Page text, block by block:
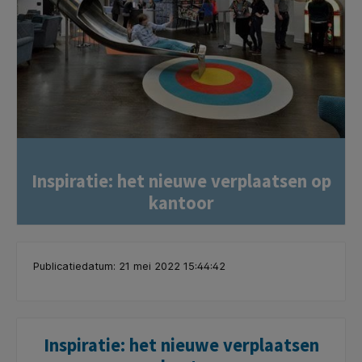
Inspiratie: het nieuwe verplaatsen op
kantoor
Publicatiedatum: 21 mei 2022 15:44:42
Inspiratie: het nieuwe verplaatsen